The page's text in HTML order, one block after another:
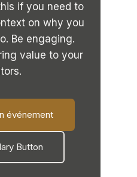
if you need to
on why you
Be engaging.
value to your
événement
Button